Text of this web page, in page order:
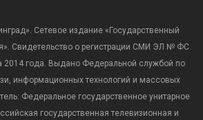
Сетевое издание «Государственный
Свидетельство о регистрации СМИ ЭЛ № ФС
2014 года. Выдано Федеральной службой по
информационных технологий и массовых
Федеральное государственное унитарное
государственная телевизионная и